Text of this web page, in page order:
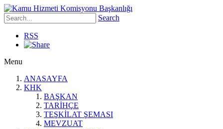
Search
RSS
Menu
ANASAYFA
KHK
BAŞKAN
TARİHÇE
TEŞKİLAT ŞEMASI
MEVZUAT